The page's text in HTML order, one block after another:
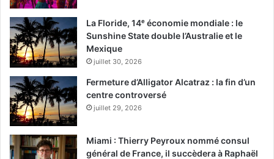
La Floride, 14ᵉ économie mondiale : le
Sunshine State double l’Australie et le
Mexique
juillet 30, 2026
Fermeture d’Alligator Alcatraz : la fin d’un
centre controversé
juillet 29, 2026
Miami : Thierry Peyroux nommé consul
général de France, il succèdera à Raphaël